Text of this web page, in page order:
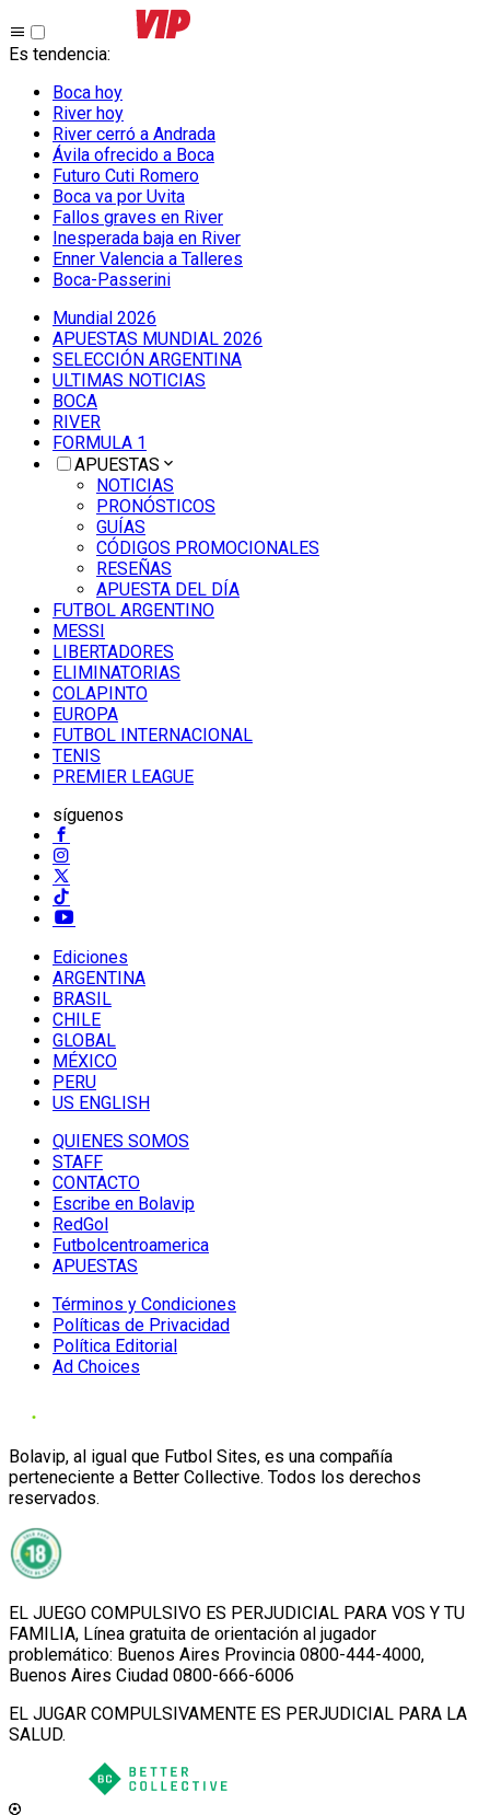
Es tendencia:
Boca hoy
River hoy
River cerró a Andrada
Ávila ofrecido a Boca
Futuro Cuti Romero
Boca va por Uvita
Fallos graves en River
Inesperada baja en River
Enner Valencia a Talleres
Boca-Passerini
Mundial 2026
APUESTAS MUNDIAL 2026
SELECCIÓN ARGENTINA
ULTIMAS NOTICIAS
BOCA
RIVER
FORMULA 1
APUESTAS
NOTICIAS
PRONÓSTICOS
GUÍAS
CÓDIGOS PROMOCIONALES
RESEÑAS
APUESTA DEL DÍA
FUTBOL ARGENTINO
MESSI
LIBERTADORES
ELIMINATORIAS
COLAPINTO
EUROPA
FUTBOL INTERNACIONAL
TENIS
PREMIER LEAGUE
síguenos
Ediciones
ARGENTINA
BRASIL
CHILE
GLOBAL
MÉXICO
PERU
US ENGLISH
QUIENES SOMOS
STAFF
CONTACTO
Escribe en Bolavip
RedGol
Futbolcentroamerica
APUESTAS
Términos y Condiciones
Políticas de Privacidad
Política Editorial
Ad Choices
Bolavip, al igual que Futbol Sites, es una compañía
perteneciente a Better Collective. Todos los derechos
reservados.
EL JUEGO COMPULSIVO ES PERJUDICIAL PARA VOS Y TU
FAMILIA, Línea gratuita de orientación al jugador
problemático: Buenos Aires Provincia 0800-444-4000,
Buenos Aires Ciudad 0800-666-6006
EL JUGAR COMPULSIVAMENTE ES PERJUDICIAL PARA LA
SALUD.